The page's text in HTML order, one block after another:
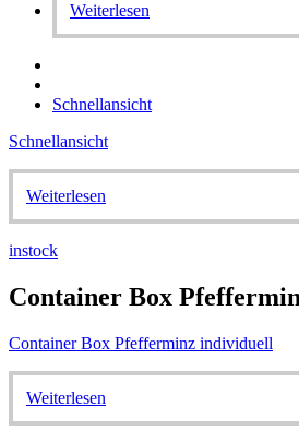
Weiterlesen
Schnellansicht
Schnellansicht
Weiterlesen
instock
Container Box
Container Box Pfefferminz individuell
Weiterlesen